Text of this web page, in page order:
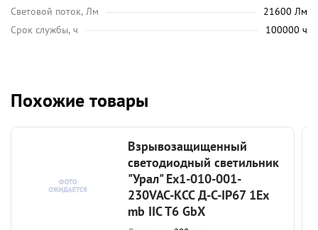
Световой поток, Лм
21600 Лм
Срок службы, ч
100000 ч
Похожие товары
Взрывозащищенный
светодиодный светильник
"Урал" Ex1-010-001-
230VAC-КСС Д-С-IP67 1Ex
mb IIC T6 GbX